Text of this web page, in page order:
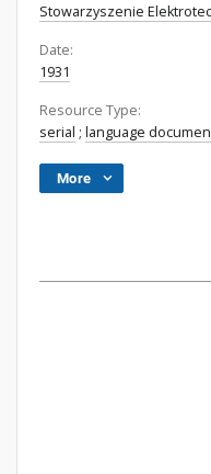
Stowarzyszenie
Date:
1931
Resource Type:
serial ; language
More